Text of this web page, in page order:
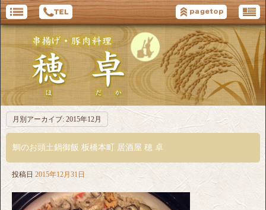
月別アーカイブ: 2015年12月
鯛のお頭土鍋御飯 板橋本町 居酒屋 穂 卓
投稿日 2015年12月31日